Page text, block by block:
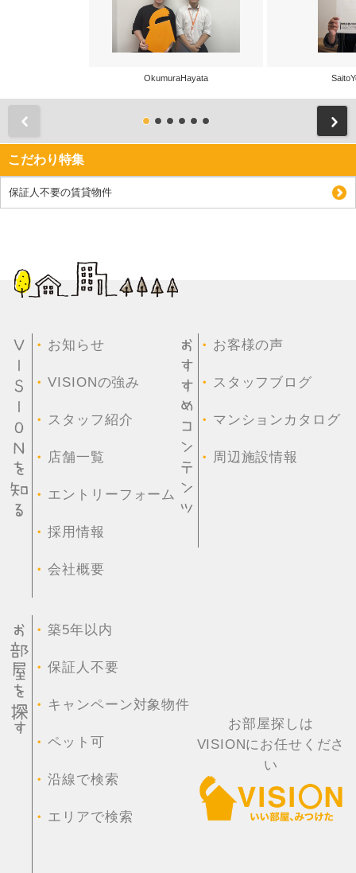
OkumuraHayata
こだわり特集
保証人不要の賃貸物件
・ お知らせ
・VISIONの強み
・ スタッフ紹介
・ 店舗一覧
・ エントリーフォーム
・採用情報
・会社概要
・ お客様の声
・ スタッフブログ
・ マンションカタログ
・ 周辺施設情報
・築5年以内
・保証人不要
・ キャンペーン対象物件
・ペット可
・沿線で検索
・ エリアで検索
お部屋探しは
VISIONにお任せくださ
い